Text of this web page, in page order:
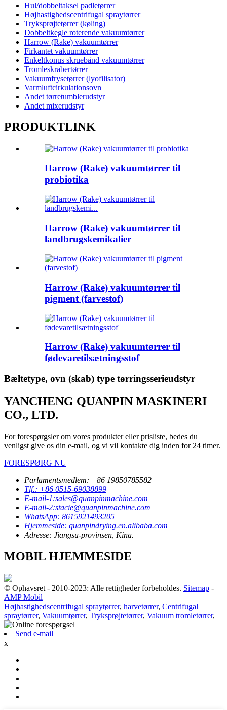
Hul/dobbeltaksel padletørrer
Højhastighedscentrifugal spraytørrer
Tryksprøjtetørrer (køling)
Dobbeltkegle roterende vakuumtørrer
Harrow (Rake) vakuumtørrer
Firkantet vakuumtørrer
Enkeltkonus skruebånd vakuumtørrer
Tromleskrabertørrer
Vakuumfrysetørrer (lyofilisator)
Varmluftcirkulationsovn
Andet tørretumblerudstyr
Andet mixerudstyr
PRODUKTLINK
Harrow (Rake) vakuumtørrer til
probiotika
Harrow (Rake) vakuumtørrer til
landbrugskemikalier
Harrow (Rake) vakuumtørrer til
pigment (farvestof)
Harrow (Rake) vakuumtørrer til
fødevaretilsætningsstof
Bæltetype, ovn (skab) type tørringsserieudstyr
YANCHENG QUANPIN MASKINERI
CO., LTD.
For forespørgsler om vores produkter eller prisliste, bedes du
venligst give os din e-mail, og vi vil kontakte dig inden for 24 timer.
FORESPØRG NU
Parlamentsmedlem: +86 19850785582
Tlf.: +86 0515-69038899
E-mail-1:sales@quanpinmachine.com
E-mail-2:stacie@quanpinmachine.com
WhatsApp: 8615921493205
Hjemmeside: quanpindrying.en.alibaba.com
Adresse: Jiangsu-provinsen, Kina.
MOBIL HJEMMESIDE
© Ophavsret - 2010-2023: Alle rettigheder forbeholdes. Sitemap -
AMP Mobil
Højhastighedscentrifugal spraytørrer, harvetørrer, Centrifugal
spraytørrer, Vakuumtørrer, Tryksprøjtetørrer, Vakuum tromletørrer,
Send e-mail
x